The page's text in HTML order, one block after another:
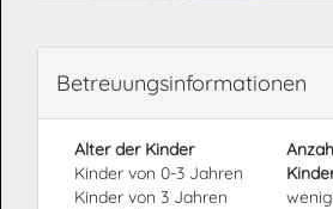
Betreuungsinformationen
Alter der Kinder
Kinder von 0-3 Jahren
Kinder von 3 Jahren